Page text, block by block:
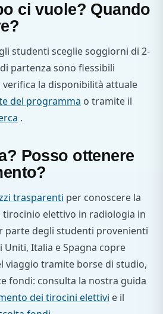
ci vuole? Quando
studenti sceglie soggiorni di 2-
partenza sono flessibili
la disponibilità attuale
del programma o tramite il
.
Posso ottenere
trasparenti per conoscere la
elettivo in radiologia in
parte degli studenti provenienti
Uniti, Italia e Spagna copre
viaggio tramite borse di studio,
fondi: consulta la nostra guida
dei tirocini elettivi e il